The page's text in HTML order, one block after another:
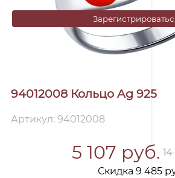
94012008 Кольцо Ag 925
Артикул: 94012008
5 107 руб. 14
Скидка 9 485